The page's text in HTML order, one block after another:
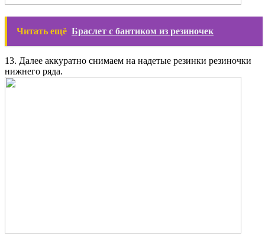
Читать ещё Браслет с бантиком из резиночек
13. Далее аккуратно снимаем на надетые резинки резиночки
нижнего ряда.